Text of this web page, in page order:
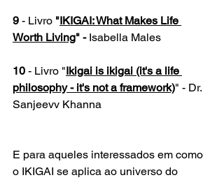
9 - Livro "IKIGAI: What Makes Life
Worth Living" - Isabella Males
10 - Livro "Ikigai is ikigai (it's a life
philosophy - it's not a framework)" - Dr.
Sanjeevv Khanna
E para aqueles interessados em como
o IKIGAI se aplica ao universo do